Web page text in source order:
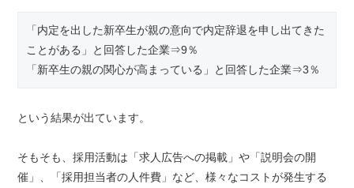
「内定を出した新卒生が親の意向で内定辞退を申し出てきた
ことがある」と回答した企業⇒9％
「新卒生の親の関心が高まっている」と回答した企業⇒3％
という結果が出ています。
そもそも、採用活動は「求人広告への掲載」や「説明会の開
催」、「採用担当者の人件費」など、様々なコストが発生する